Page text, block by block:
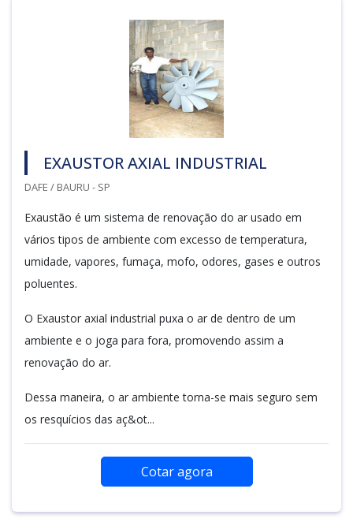
EXAUSTOR AXIAL INDUSTRIAL
DAFE / BAURU - SP
Exaustão é um sistema de renovação do ar usado em
vários tipos de ambiente com excesso de temperatura,
umidade, vapores, fumaça, mofo, odores, gases e outros
poluentes.
O Exaustor axial industrial puxa o ar de dentro de um
ambiente e o joga para fora, promovendo assim a
renovação do ar.
Dessa maneira, o ar ambiente torna-se mais seguro sem
os resquícios das aç&ot...
Cotar agora